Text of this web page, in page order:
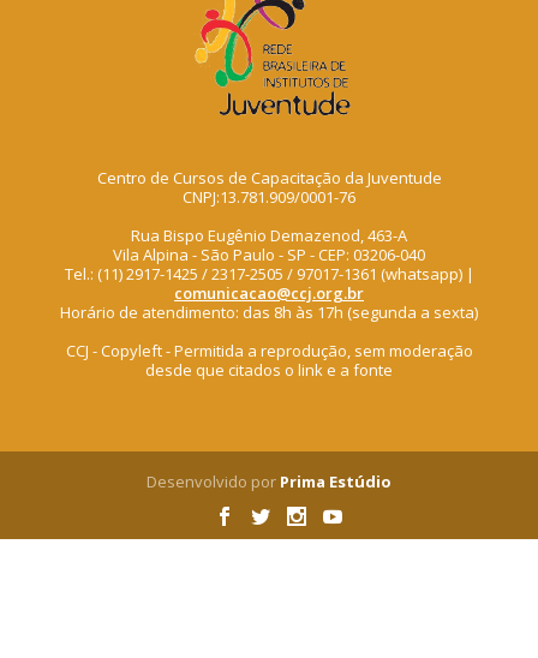
Centro de Cursos de Capacitação da Juventude
CNPJ:13.781.909/0001-76
Rua Bispo Eugênio Demazenod, 463-A
Vila Alpina - São Paulo - SP - CEP: 03206-040
Tel.: (11) 2917-1425 / 2317-2505 / 97017-1361 (whatsapp) |
comunicacao@ccj.org.br
Horário de atendimento: das 8h às 17h (segunda a sexta)
CCJ - Copyleft - Permitida a reprodução, sem moderação
desde que citados o link e a fonte
Desenvolvido por Prima Estúdio